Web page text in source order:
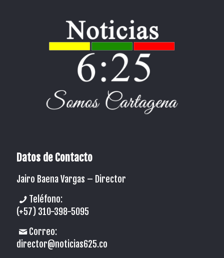
Datos de Contacto
Jairo Baena Vargas – Director
Teléfono:
(+57) 310-398-5095
Correo:
director@noticias625.co